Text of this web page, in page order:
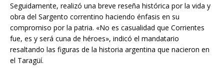
Seguidamente, realizó una breve reseña histórica por la vida y
obra del Sargento correntino haciendo énfasis en su
compromiso por la patria. «No es casualidad que Corrientes
fue, es y será cuna de héroes», indicó el mandatario
resaltando las figuras de la historia argentina que nacieron en
el Taragüí.